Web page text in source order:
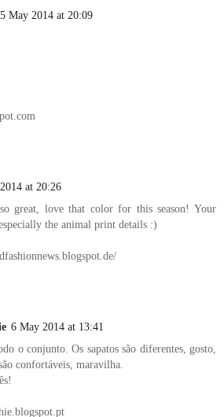
5 May 2014 at 20:09
at 20:26
great, love that color for this season! Your
the animal print details :)
6 May 2014 at 13:41
o conjunto. Os sapatos são diferentes, gosto,
confortáveis, maravilha.